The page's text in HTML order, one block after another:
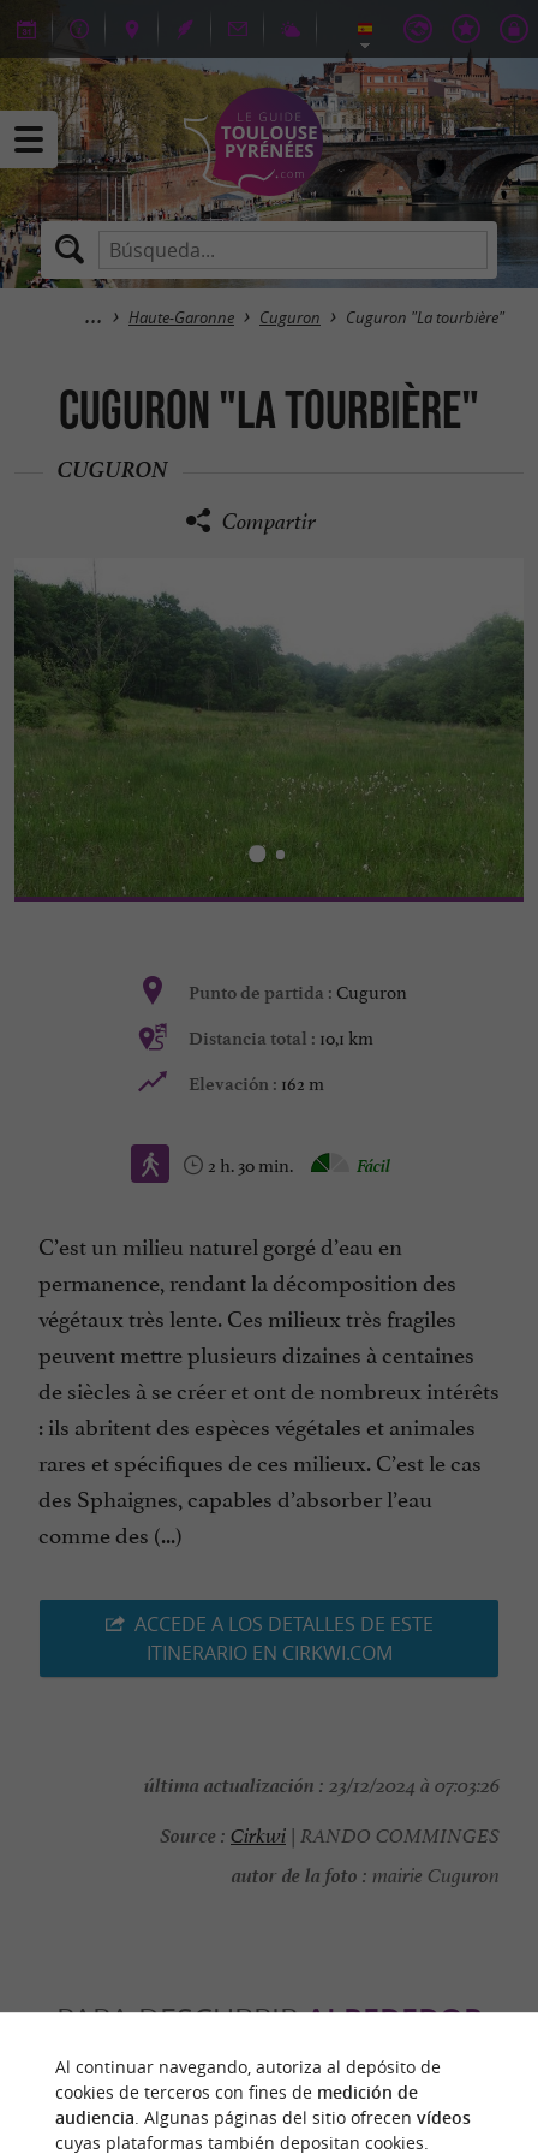
Haute-Garonne Cuguron Cuguron "La tourbière"
Cuguron "La tourbière"
CUGURON
Compartir
Punto de partida : Cuguron
Distancia total : 10,1 km
Elevación : 162 m
2 h. 30 min. Fácil
C’est un milieu naturel gorgé d’eau en
permanence, rendant la décomposition des
végétaux très lente. Ces milieux très fragiles
peuvent mettre plusieurs dizaines à centaines
de siècles à se créer et ont de nombreux intérêts
: ils abritent des espèces végétales et animales
rares et spécifiques de ces milieux. C’est le cas
des Sphaignes, capables d’absorber l’eau
comme des (...)
ACCEDE A LOS DETALLES DE ESTE
ITINERARIO EN CIRKWI.COM
última actualización : 23/12/2024 à 07:03:26
Source : Cirkwi | RANDO COMMINGES
autor de la foto : mairie Cuguron
PARA DESCUBRIRALREDEDOR
Descubrir Información Alojamiento
Al continuar navegando, autoriza al depósito de
cookies de terceros con fines de medición de
audiencia . Algunas páginas del sitio ofrecen vídeos
cuyas plataformas también depositan cookies.